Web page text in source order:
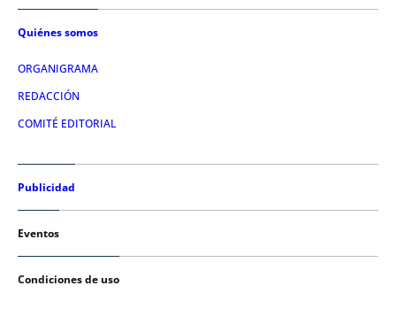
Quiénes somos
ORGANIGRAMA
REDACCIÓN
COMITÉ EDITORIAL
Publicidad
Eventos
Condiciones de uso